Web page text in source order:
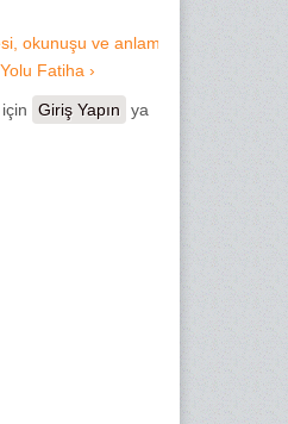
okunuşu ve anlamı
Fatiha ›
Giriş Yapın ya